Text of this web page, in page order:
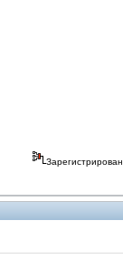
Зарегистрирован